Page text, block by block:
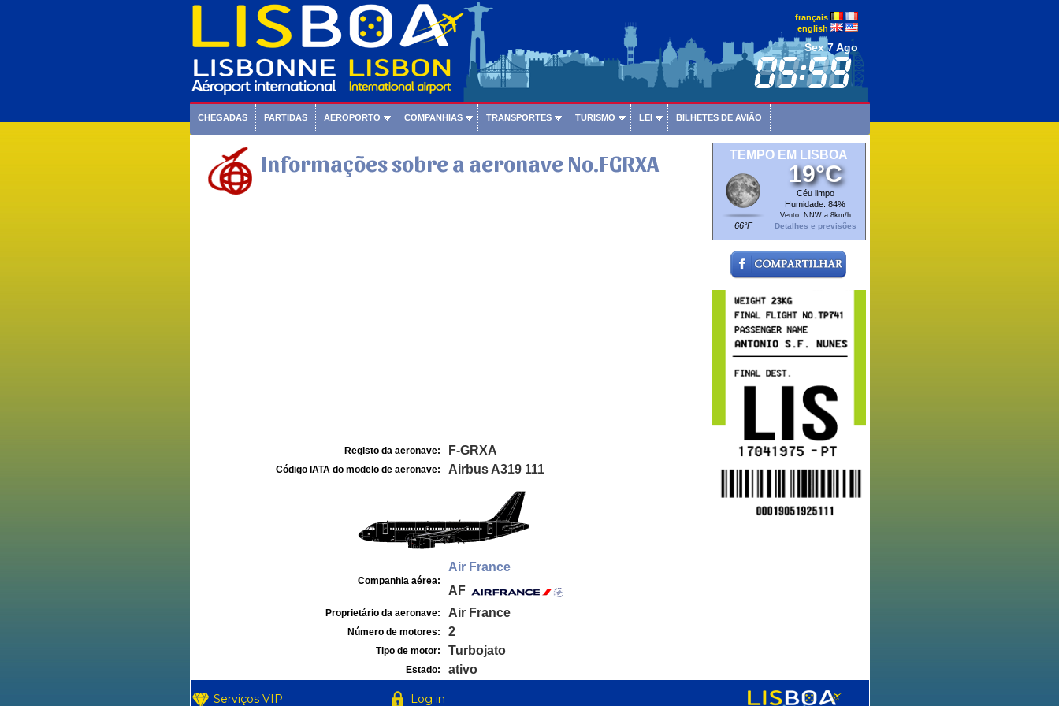
français
english
Sex 7 Ago
CHEGADAS PARTIDAS AEROPORTO COMPANHIAS TRANSPORTES TURISMO LEI BILHETES DE AVIÃO
Informações sobre a aeronave No.FGRXA
Registo da aeronave: F-GRXA
Código IATA do modelo de aeronave: Airbus A319 111
Companhia aérea:
Air France
AF
Proprietário da aeronave: Air France
Número de motores: 2
Tipo de motor: Turbojato
Estado: ativo
TEMPO EM LISBOA
66°F
19°C
Céu limpo
Humidade: 84%
Vento: NNW a 8km/h
Detalhes e previsões
Serviços VIP Log in